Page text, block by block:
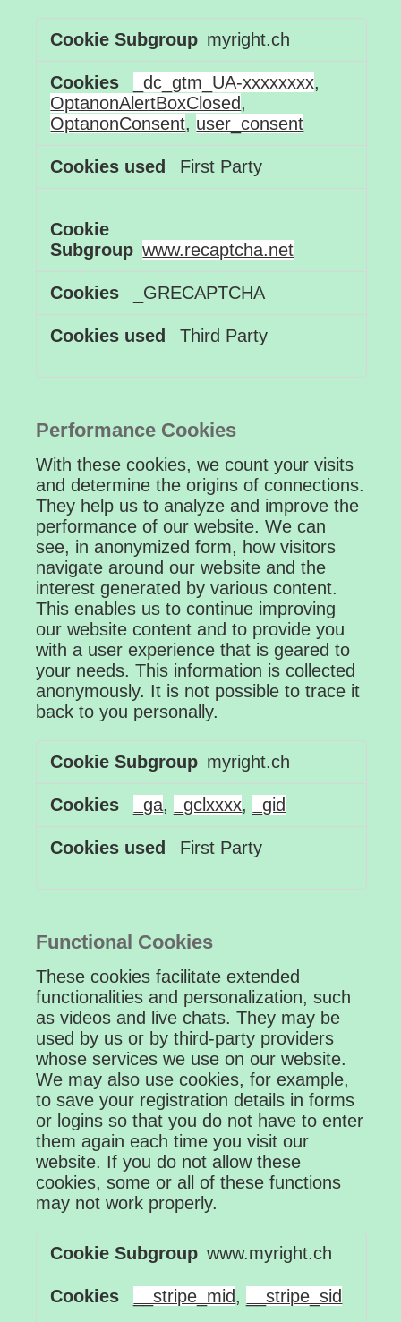
Strictly
Necessary
Cookies
myright.ch
_dc_gtm_UA-xxxxxxxx,
OptanonAlertBoxClosed,
OptanonConsent, user_consent
First Party
www.recaptcha.net
_GRECAPTCHA
Third Party
Performance Cookies
With these cookies, we count your visits
and determine the origins of connections.
They help us to analyze and improve the
performance of our website. We can
see, in anonymized form, how visitors
navigate around our website and the
interest generated by various content.
This enables us to continue improving
our website content and to provide you
with a user experience that is geared to
your needs. This information is collected
anonymously. It is not possible to trace it
back to you personally.
Performance
Cookies
myright.ch
_ga, _gclxxxx, _gid
First Party
Functional Cookies
These cookies facilitate extended
functionalities and personalization, such
as videos and live chats. They may be
used by us or by third-party providers
whose services we use on our website.
We may also use cookies, for example,
to save your registration details in forms
or logins so that you do not have to enter
them again each time you visit our
website. If you do not allow these
cookies, some or all of these functions
may not work properly.
Functional
Cookies
www.myright.ch
__stripe_mid, __stripe_sid